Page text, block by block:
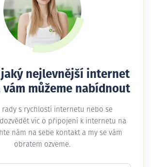
nejlevnější internet
vám můžeme nabídnout
rady s rychlostí internetu nebo se
víc o připojení k internetu na
nám na sebe kontakt a my se vám
obratem ozveme.